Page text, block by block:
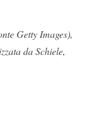
Getty Images),
da Schiele,